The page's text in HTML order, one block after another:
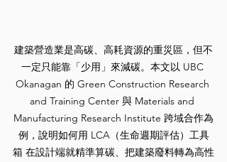
建築營造業是高碳、高耗資源的重災區，但不
一定只能靠「少用」來減碳。本文以 UBC
Okanagan 的 Green Construction Research
and Training Center 與 Materials and
Manufacturing Research Institute 跨域合作為
例，說明如何用 LCA（生命週期評估）工具
箱 在設計端就精準算碳、把建築廢料轉為高性